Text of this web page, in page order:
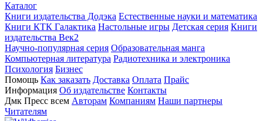
Каталог
Книги издательства Додэка Естественные науки и математика
Книги КТК Галактика Настольные игры Детская серия Книги
издательства Век2
Научно-популярная серия Образовательная манга
Компьютерная литература Радиотехника и электроника
Психология Бизнес
Помощь Как заказать Доставка Оплата Прайс
Информация Об издательстве Контакты
Дмк Пресс всем Авторам Компаниям Наши партнеры
Читателям